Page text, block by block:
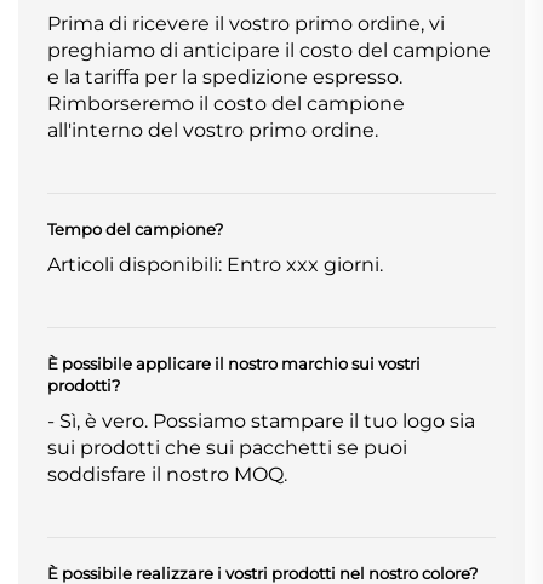
Prima di ricevere il vostro primo ordine, vi
preghiamo di anticipare il costo del campione
e la tariffa per la spedizione espresso.
Rimborseremo il costo del campione
all'interno del vostro primo ordine.
Tempo del campione?
Articoli disponibili: Entro xxx giorni.
È possibile applicare il nostro marchio sui vostri
prodotti?
- Sì, è vero. Possiamo stampare il tuo logo sia
sui prodotti che sui pacchetti se puoi
soddisfare il nostro MOQ.
È possibile realizzare i vostri prodotti nel nostro colore?